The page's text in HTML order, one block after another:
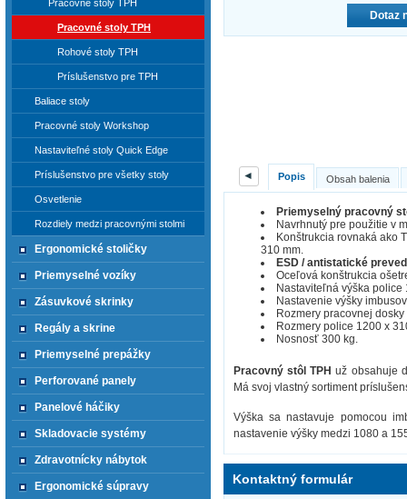
Dotaz
◄ Popis Obsah balenia
Priemyselný pracovný
Navrhnutý pre použitie v
Konštrukcia rovnaká ako
310 mm.
ESD / antistatické
Oceľová konštrukcia
Nastaviteľná výška police
Nastavenie výšky
Rozmery pracovnej
Rozmery police 1200 x
Nosnosť 300 kg.
Pracovný stôl TPH už obsahuje
Má svoj vlastný sortiment
Výška sa nastavuje pomocou
nastavenie výšky medzi 1080 a
Kontaktný formulár
Pracovné stoly TPH
Pracovné stoly TPH
Rohové stoly TPH
Príslušenstvo pre TPH
Baliace stoly
Pracovné stoly Workshop
Nastaviteľné stoly Quick Edge
Príslušenstvo pre všetky stoly
Osvetlenie
Rozdiely medzi pracovnými stolmi
Ergonomické stoličky
Priemyselné vozíky
Zásuvkové skrinky
Regály a skrine
Priemyselné prepážky
Perforované panely
Panelové háčiky
Skladovacie systémy
Zdravotnícky nábytok
Ergonomické súpravy